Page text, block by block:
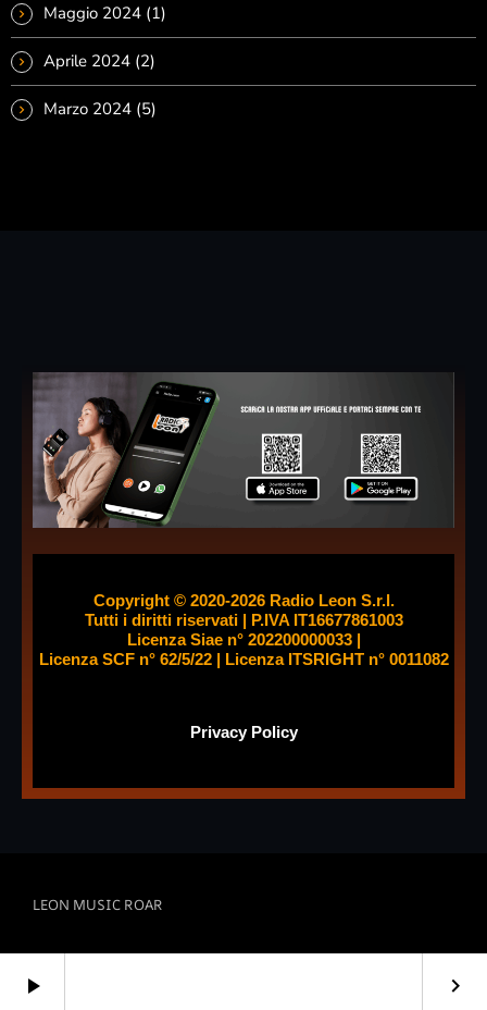
play_arrow keyboard_arrow_right
Maggio 2024 (1)
Aprile 2024 (2)
Marzo 2024 (5)
Copyright © 2020-2026 Radio Leon S.r.l.
Tutti i diritti riservati | P.IVA IT16677861003
Licenza Siae n° 202200000033 |
Licenza SCF n° 62/5/22 | Licenza ITSRIGHT n° 0011082
PrivacyPolicy
LEON MUSIC ROAR